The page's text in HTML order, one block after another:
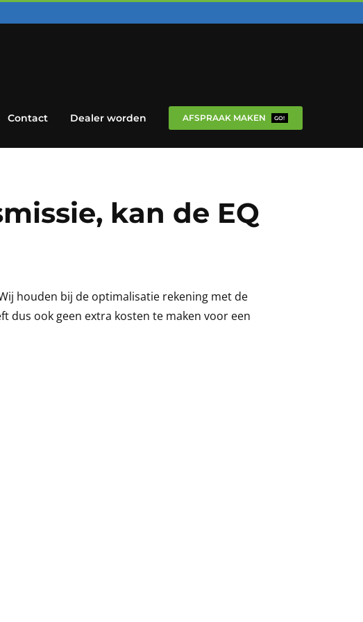
Contact Dealer worden AFSPRAAK MAKEN GO!
kan de EQ
houden bij de optimalisatie rekening met de
dus ook geen extra kosten te maken voor een